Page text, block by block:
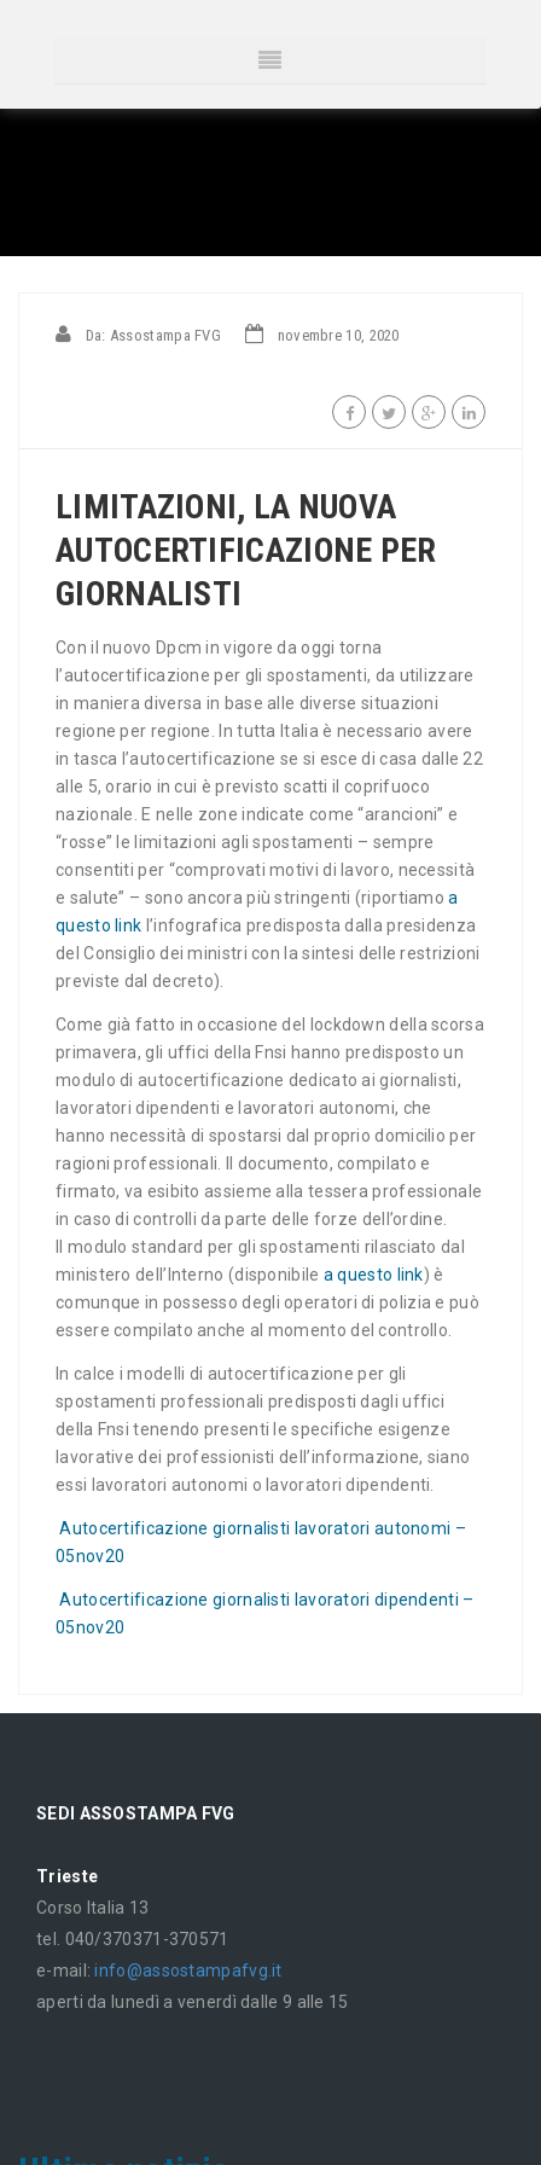
Da: Assostampa FVG novembre 10, 2020
LIMITAZIONI, LA NUOVA
AUTOCERTIFICAZIONE PER
GIORNALISTI
Con il nuovo Dpcm in vigore da oggi torna
l’autocertificazione per gli spostamenti, da utilizzare
in maniera diversa in base alle diverse situazioni
regione per regione. In tutta Italia è necessario avere
in tasca l’autocertificazione se si esce di casa dalle 22
alle 5, orario in cui è previsto scatti il coprifuoco
nazionale. E nelle zone indicate come “arancioni” e
“rosse” le limitazioni agli spostamenti – sempre
consentiti per “comprovati motivi di lavoro, necessità
e salute” – sono ancora più stringenti (riportiamoa
questo link l’infografica predisposta dalla presidenza
del Consiglio dei ministri con la sintesi delle restrizioni
previste dal decreto).
Come già fatto in occasione del lockdown della scorsa
primavera, gli uffici della Fnsi hanno predisposto un
modulo di autocertificazione dedicato ai giornalisti,
lavoratori dipendenti e lavoratori autonomi, che
hanno necessità di spostarsi dal proprio domicilio per
ragioni professionali. Il documento, compilato e
firmato, va esibito assieme alla tessera professionale
in caso di controlli da parte delle forze dell’ordine.
Il modulo standard per gli spostamenti rilasciato dal
ministero dell’Interno (disponibile a questo link) è
comunque in possesso degli operatori di polizia e può
essere compilato anche al momento del controllo.
In calce i modelli di autocertificazione per gli
spostamenti professionali predisposti dagli uffici
della Fnsi tenendo presenti le specifiche esigenze
lavorative dei professionisti dell’informazione, siano
essi lavoratori autonomi o lavoratori dipendenti.
Autocertificazione giornalisti lavoratori autonomi –
05nov20
Autocertificazione giornalisti lavoratori dipendenti –
05nov20
SEDI ASSOSTAMPA FVG
Trieste
Corso Italia 13
tel. 040/370371-370571
e-mail:info@assostampafvg.it
aperti da lunedì a venerdì dalle 9 alle 15